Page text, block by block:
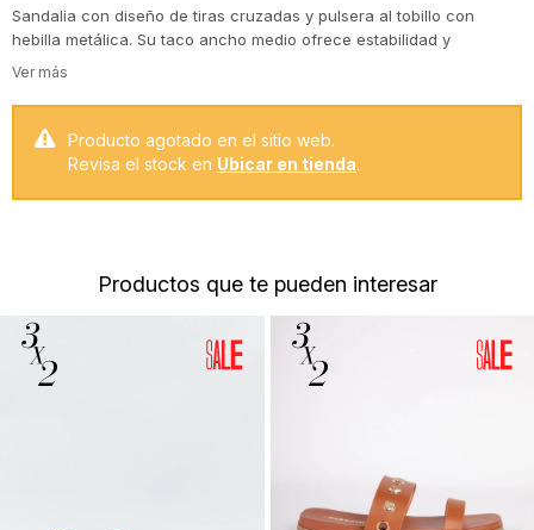
Sandalia con diseño de tiras cruzadas y pulsera al tobillo con
hebilla metálica. Su taco ancho medio ofrece estabilidad y
comodidad sin perder estilo. Un modelo versátil y elegante, ideal
Producto agotado en el sitio web.
Revisa el stock en Ubicar en tienda.
Productos que te pueden interesar